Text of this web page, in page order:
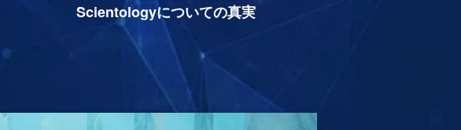
Scientologyについての真実